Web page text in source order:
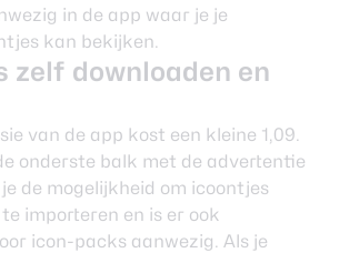
in de app waar je je
kan bekijken.
zelf downloaden en
van de app kost een kleine 1,09.
onderste balk met de advertentie
de mogelijkheid om icoontjes
importeren en is er ook
icon-packs aanwezig. Als je